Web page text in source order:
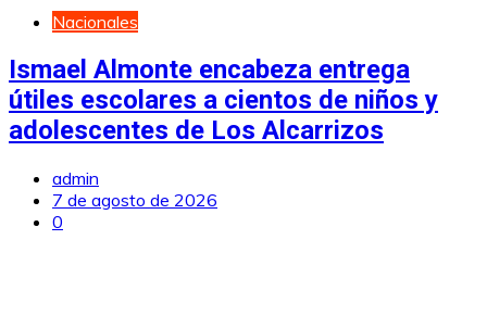
Nacionales
Ismael Almonte encabeza entrega
útiles escolares a cientos de niños y
adolescentes de Los Alcarrizos
admin
7 de agosto de 2026
0